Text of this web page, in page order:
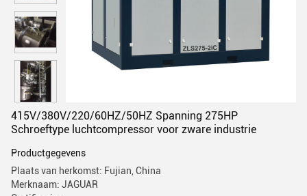
415V/380V/220/60HZ/50HZ Spanning 275HP
Schroeftype luchtcompressor voor zware industrie
Productgegevens
Plaats van herkomst: Fujian, China
Merknaam: JAGUAR